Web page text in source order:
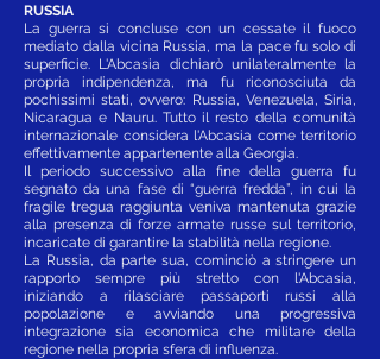
RUSSIA
La guerra si concluse con un cessate il fuoco
mediato dalla vicina Russia, ma la pace fu solo di
superficie. L'Abcasia dichiarò unilateralmente la
propria indipendenza, ma fu riconosciuta da
pochissimi stati, ovvero: Russia, Venezuela, Siria,
Nicaragua e Nauru. Tutto il resto della comunità
internazionale considera l'Abcasia come territorio
effettivamente appartenente alla Georgia.
Il periodo successivo alla fine della guerra fu
segnato da una fase di “guerra fredda”, in cui la
fragile tregua raggiunta veniva mantenuta grazie
alla presenza di forze armate russe sul territorio,
incaricate di garantire la stabilità nella regione.
La Russia, da parte sua, cominciò a stringere un
rapporto sempre più stretto con l'Abcasia,
iniziando a rilasciare passaporti russi alla
popolazione e avviando una progressiva
integrazione sia economica che militare della
regione nella propria sfera di influenza.